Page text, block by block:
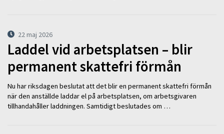
22 maj 2026
Laddel vid arbetsplatsen – blir
permanent skattefri förmån
Nu har riksdagen beslutat att det blir en permanent skattefri förmån
när den anställde laddar el på arbetsplatsen, om arbetsgivaren
tillhandahåller laddningen. Samtidigt beslutades om …